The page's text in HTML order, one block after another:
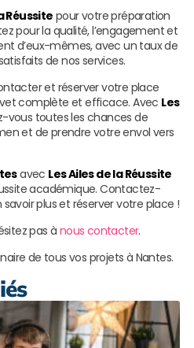
Réussite pour votre préparation
pour la qualité, l’engagement et
d’eux-mêmes, avec un taux de
de nos services.
et réserver votre place
complète et efficace. Avec Les
vous toutes les chances de
et de prendre votre envol vers
avec Les Ailes de la Réussite
académique. Contactez-
savoir plus et réserver votre place !
pas à nous contacter.
de tous vos projets à Nantes.